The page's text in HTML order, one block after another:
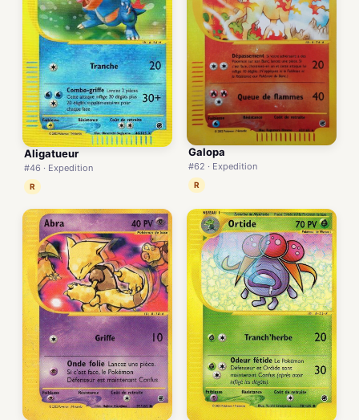
Aligatueur
#46 · Expedition
R
Galopa
#62 · Expedition
R